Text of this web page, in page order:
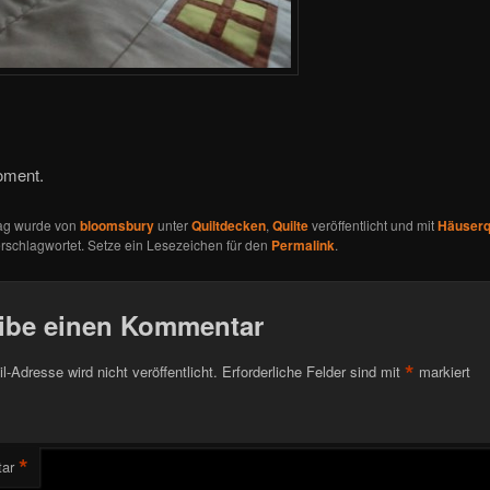
wurde von bloomsburyunterQuiltdecken, Quilteveröffentlicht und mit
Setze ein Lesezeichen für den Permalink.
einen Kommentar
Adresse wird nicht veröffentlicht. Erforderliche Felder sind mit * markiert
*